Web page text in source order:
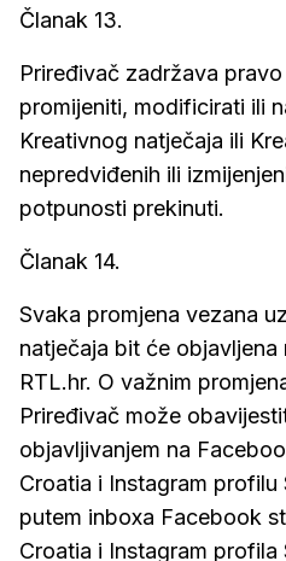
Članak 13.
Priređivač zadržava
promijeniti, modificirati ili
Kreativnog natječaja ili
nepredviđenih ili
potpunosti prekinuti.
Članak 14.
Svaka promjena vezana
natječaja bit će
RTL.hr. O važnim
Priređivač može
objavljivanjem na
Croatia i Instagram profilu
putem inboxa Facebook
Croatia i Instagram profila